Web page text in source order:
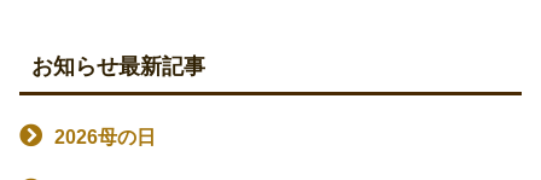
お知らせ最新記事
2026母の日